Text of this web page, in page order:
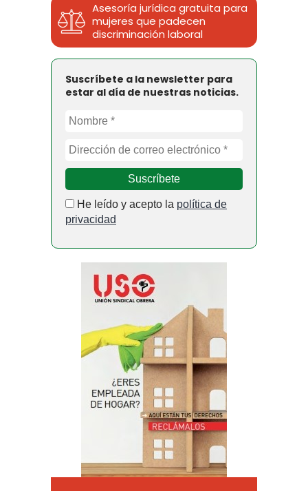
Asesoría jurídica gratuita para
mujeres que padecen
discriminación laboral
Suscríbete a la newsletter para
estar al día de nuestras noticias.
He leído y acepto la política de
privacidad